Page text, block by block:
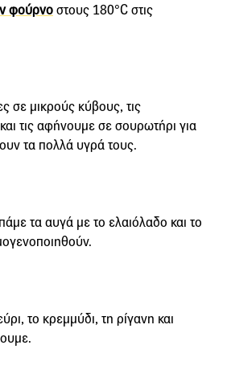
φούρνοστους 180°C στις
σε μικρούς κύβους, τις
τις αφήνουμε σε σουρωτήρι για
τα πολλά υγρά τους.
τα αυγά με το ελαιόλαδο και το
το κρεμμύδι, τη ρίγανη και